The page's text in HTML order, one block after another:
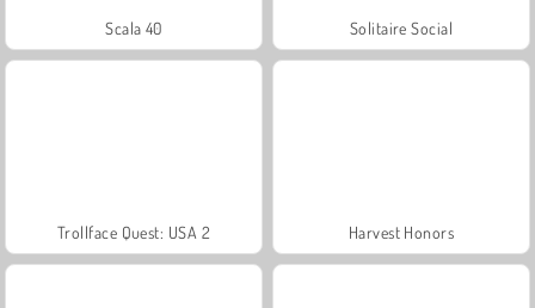
Scala 40 Solitaire Social
Trollface Quest: USA 2 Harvest Honors